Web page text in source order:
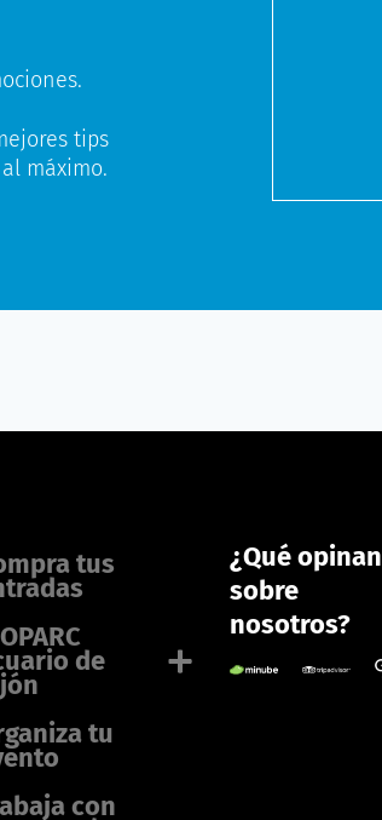
tips
máximo.
tus
de
tu
con
¿Qué opinan
sobre
nosotros?